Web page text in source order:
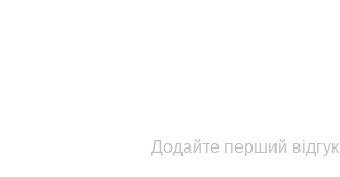
Додайте перший відгук